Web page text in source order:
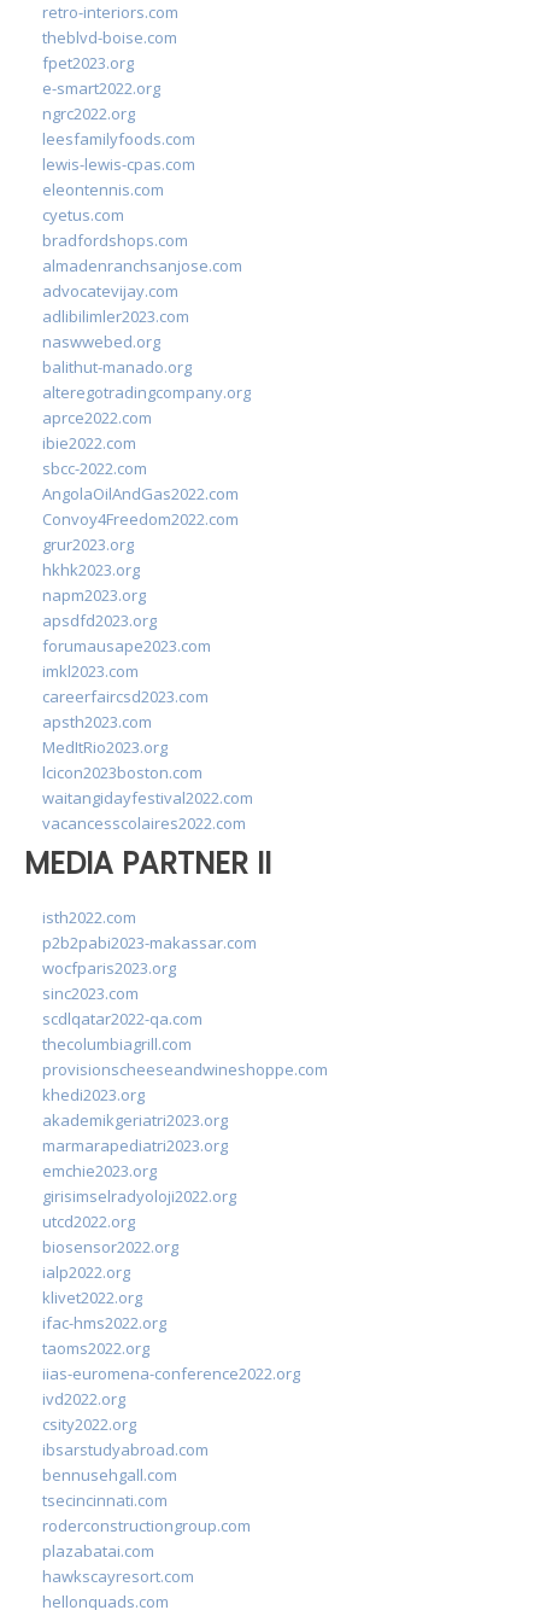
retro-interiors.com
theblvd-boise.com
fpet2023.org
e-smart2022.org
ngrc2022.org
leesfamilyfoods.com
lewis-lewis-cpas.com
eleontennis.com
cyetus.com
bradfordshops.com
almadenranchsanjose.com
advocatevijay.com
adlibilimler2023.com
naswwebed.org
balithut-manado.org
alteregotradingcompany.org
aprce2022.com
ibie2022.com
sbcc-2022.com
AngolaOilAndGas2022.com
Convoy4Freedom2022.com
grur2023.org
hkhk2023.org
napm2023.org
apsdfd2023.org
forumausape2023.com
imkl2023.com
careerfaircsd2023.com
apsth2023.com
MedItRio2023.org
lcicon2023boston.com
waitangidayfestival2022.com
vacancesscolaires2022.com
MEDIA PARTNER II
isth2022.com
p2b2pabi2023-makassar.com
wocfparis2023.org
sinc2023.com
scdlqatar2022-qa.com
thecolumbiagrill.com
provisionscheeseandwineshoppe.com
khedi2023.org
akademikgeriatri2023.org
marmarapediatri2023.org
emchie2023.org
girisimselradyoloji2022.org
utcd2022.org
biosensor2022.org
ialp2022.org
klivet2022.org
ifac-hms2022.org
taoms2022.org
iias-euromena-conference2022.org
ivd2022.org
csity2022.org
ibsarstudyabroad.com
bennusehgall.com
tsecincinnati.com
roderconstructiongroup.com
plazabatai.com
hawkscayresort.com
hellonquads.com